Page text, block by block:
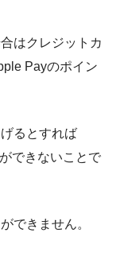
はクレジットカ
Payのポイン
るとすれば
できないことで
できません。